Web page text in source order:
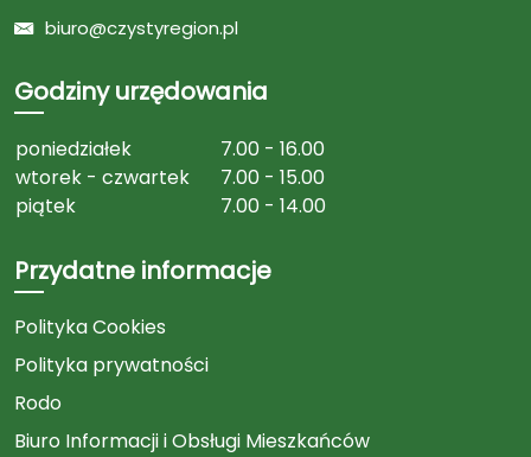
biuro@czystyregion.pl
Godziny urzędowania
poniedziałek
7.00 - 16.00
wtorek - czwartek
7.00 - 15.00
piątek
7.00 - 14.00
Przydatne informacje
Polityka Cookies
Polityka prywatności
Rodo
Biuro Informacji i Obsługi Mieszkańców